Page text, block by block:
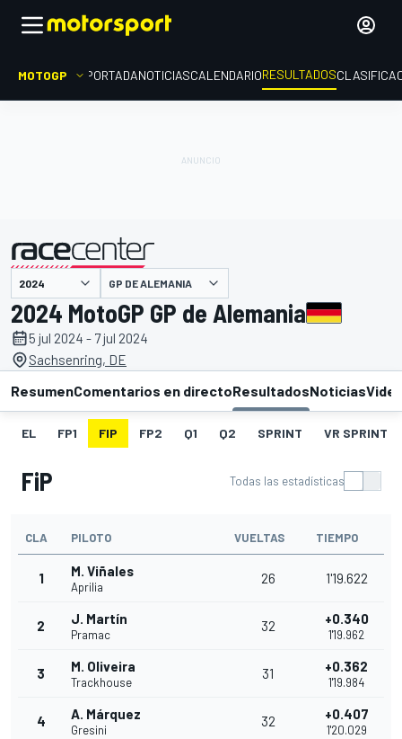
MOTOGP PORTADANOTICIASCALENDARIORESULTADOS
presentado por GP DE ALEMANIA
2024 MotoGP GP de Alemania
5 jul 2024 - 7 jul 2024
Sachsenring, DE
ResumenComentarios en directoResultadosNoticias
EL FP1 FIP FP2 Q1 Q2 SPRINT VR SPRINT
FiP Todas las estadísticas
CLA PILOTO VUELTAS TIEMPO
1 M. Viñales
Aprilia
26 1'19.622
2 J. Martín
Pramac
32 +0.340
1'19.962
3 M. Oliveira
Trackhouse
31 +0.362
1'19.984
4 A. Márquez
Gresini
32 +0.407
1'20.029